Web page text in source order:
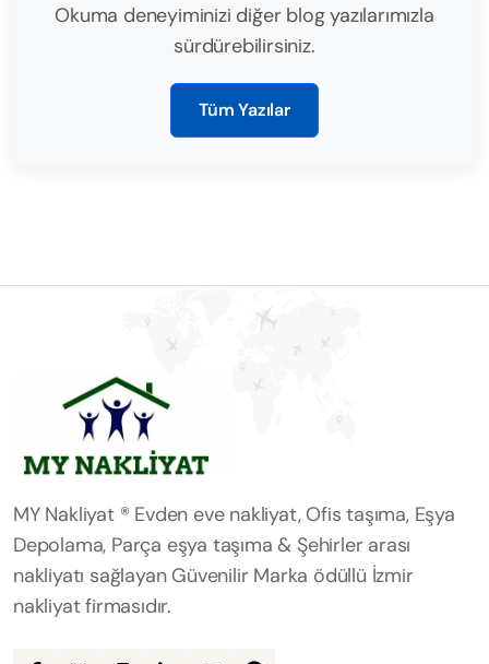
Okuma deneyiminizi diğer blog yazılarımızla
sürdürebilirsiniz.
Tüm Yazılar
MY Nakliyat ® Evden eve nakliyat, Ofis taşıma, Eşya
Depolama, Parça eşya taşıma & Şehirler arası
nakliyatı sağlayan Güvenilir Marka ödüllü İzmir
nakliyat firmasıdır.